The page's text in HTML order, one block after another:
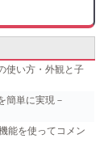
使い方・外観と子
簡単に実現－
能を使ってコメン